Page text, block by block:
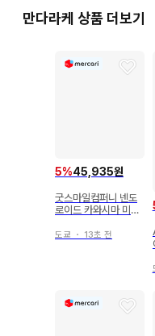
상품에는 가격표 라벨이
입에 따른 씰이 붙어 있는
미개봉 (제조사 검품으
기하고 있습니다. 전기
인을 하지 않습니다.
배터리나 엽서, 전단지
속품은 포함되지 않을 수
있습니다.
만다라케 상품 더보기
5%45,935원
굿스마일컴퍼니 넨도
로이드 카와시마 미나
도쿄 ・ 13초 전